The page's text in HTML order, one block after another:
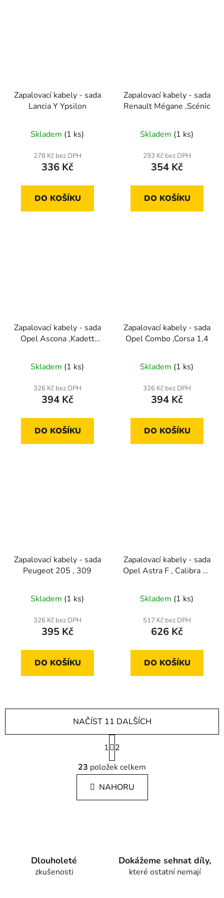
Zapalovací kabely - sada
Lancia Y Ypsilon
Skladem (1 ks)
278 Kč bez DPH
336 Kč
DO KOŠÍKU
Zapalovací kabely - sada
Renault Mégane ,Scénic
Skladem (1 ks)
293 Kč bez DPH
354 Kč
DO KOŠÍKU
Zapalovací kabely - sada
Opel Ascona ,Kadett
Skladem (1 ks)
326 Kč bez DPH
394 Kč
DO KOŠÍKU
Zapalovací kabely - sada
Opel Combo ,Corsa 1,4
Skladem (1 ks)
326 Kč bez DPH
394 Kč
DO KOŠÍKU
Zapalovací kabely - sada
Peugeot 205 , 309
Skladem (1 ks)
326 Kč bez DPH
395 Kč
DO KOŠÍKU
Zapalovací kabely - sada
Opel Astra F , Calibra A,
Skladem (1 ks)
517 Kč bez DPH
626 Kč
DO KOŠÍKU
O
v
l
á
d
NAČÍST 11 DALŠÍCH
S
t
r
á
n
k
1
2
23 položek celkem
NAHORU
Dlouholeté
zkušenosti
Dokážeme sehnat díly,
které ostatní nemají